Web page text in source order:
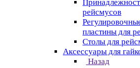
рейсмусов
пластины для
Столы для
Аксессуары для
Назад